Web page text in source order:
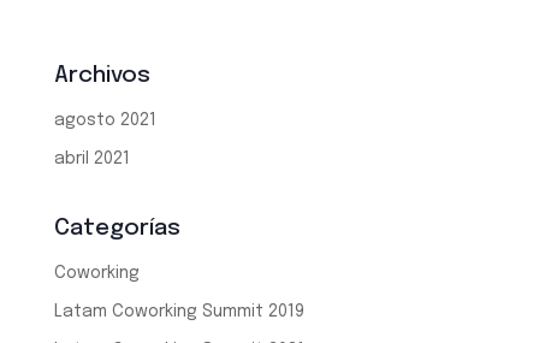
Archivos
agosto 2021
abril 2021
Categorías
Coworking
Latam Coworking Summit 2019